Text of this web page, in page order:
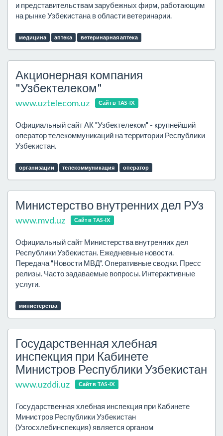
и представительствам зарубежных фирм, работающим
на рынке Узбекистана в области ветеринарии.
медицина аптека ветеринарная аптека
Акционерная компания
"Узбектелеком"
www.uztelecom.uz Сайт в TAS-IX
Официальный сайт АК "Узбектелеком" - крупнейший
оператор телекоммуникаций на территории Республики
Узбекистан.
организации телекоммуникация оператор
Министерство внутренних дел РУз
www.mvd.uz Сайт в TAS-IX
Официальный сайт Министерства внутренних дел
Республики Узбекистан. Ежедневные новости.
Передача "Новости МВД". Оперативные сводки. Пресс
релизы. Часто задаваемые вопросы. Интерактивные
услуги.
министерства
Государственная хлебная
инспекция при Кабинете
Министров Республики Узбекистан
www.uzddi.uz Сайт в TAS-IX
Государственная хлебная инспекция при Кабинете
Министров Республики Узбекистан
(Узгосхлебинспекция) является органом